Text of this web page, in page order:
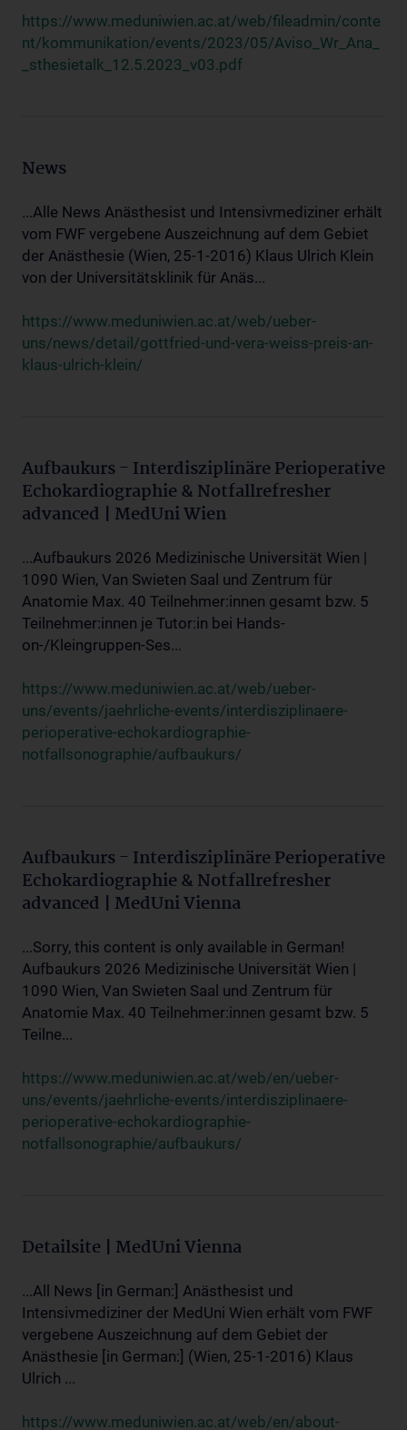
https://www.meduniwien.ac.at/web/fileadmin/conte
nt/kommunikation/events/2023/05/Aviso_Wr_Ana_
_sthesietalk_12.5.2023_v03.pdf
News
...Alle News Anästhesist und Intensivmediziner erhält
vom FWF vergebene Auszeichnung auf dem Gebiet
der Anästhesie (Wien, 25-1-2016) Klaus Ulrich Klein
von der Universitätsklinik für Anäs...
https://www.meduniwien.ac.at/web/ueber-
uns/news/detail/gottfried-und-vera-weiss-preis-an-
klaus-ulrich-klein/
Aufbaukurs - Interdisziplinäre Perioperative
Echokardiographie & Notfallrefresher
advanced | MedUni Wien
...Aufbaukurs 2026 Medizinische Universität Wien |
1090 Wien, Van Swieten Saal und Zentrum für
Anatomie Max. 40 Teilnehmer:innen gesamt bzw. 5
Teilnehmer:innen je Tutor:in bei Hands-
on-/Kleingruppen-Ses...
https://www.meduniwien.ac.at/web/ueber-
uns/events/jaehrliche-events/interdisziplinaere-
perioperative-echokardiographie-
notfallsonographie/aufbaukurs/
Aufbaukurs - Interdisziplinäre Perioperative
Echokardiographie & Notfallrefresher
advanced | MedUni Vienna
...Sorry, this content is only available in German!
Aufbaukurs 2026 Medizinische Universität Wien |
1090 Wien, Van Swieten Saal und Zentrum für
Anatomie Max. 40 Teilnehmer:innen gesamt bzw. 5
Teilne...
https://www.meduniwien.ac.at/web/en/ueber-
uns/events/jaehrliche-events/interdisziplinaere-
perioperative-echokardiographie-
notfallsonographie/aufbaukurs/
Detailsite | MedUni Vienna
...All News [in German:] Anästhesist und
Intensivmediziner der MedUni Wien erhält vom FWF
vergebene Auszeichnung auf dem Gebiet der
Anästhesie [in German:] (Wien, 25-1-2016) Klaus
Ulrich ...
https://www.meduniwien.ac.at/web/en/about-